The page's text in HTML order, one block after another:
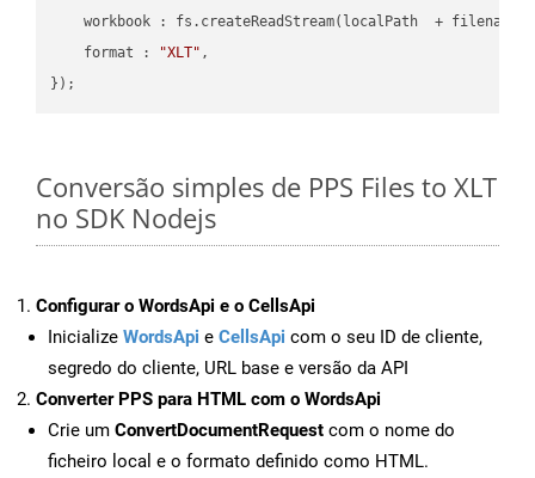
workbook : fs.createReadStream(localPath  + filename
format : "XLT" ,
Conversão simples de PPS Files to XLT
no SDK Nodejs
Configurar o WordsApi e o CellsApi
Inicialize WordsApi e CellsApi com o seu ID de cliente,
segredo do cliente, URL base e versão da API
Converter PPS para HTML com o WordsApi
Crie um ConvertDocumentRequest com o nome do
ficheiro local e o formato definido como HTML.